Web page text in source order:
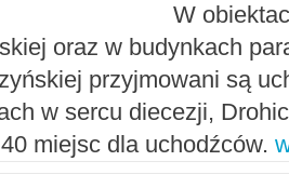
W
oraz w budynkach
przyjmowani są
w sercu diecezji,
miejsc dla uchodźców.